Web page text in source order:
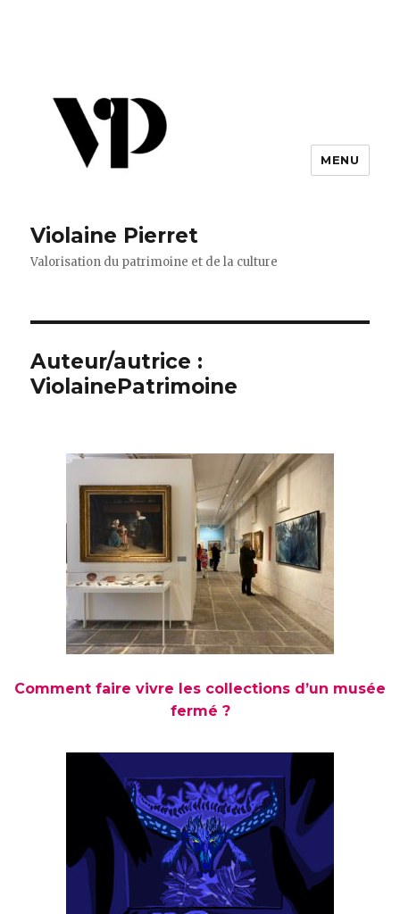
Violaine Pierret
Valorisation du patrimoine et de la culture
MENU
Auteur/autrice :
ViolainePatrimoine
Comment faire vivre les collections d’un musée
fermé ?